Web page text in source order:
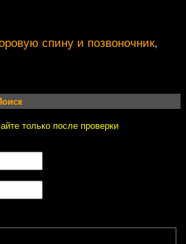
спину и позвоночник,
только после проверки